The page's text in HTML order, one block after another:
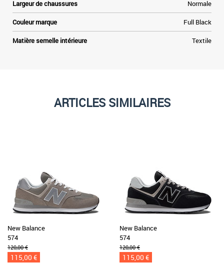
Largeur de chaussures Normale
Couleur marque Full Black
Matière semelle intérieure Textile
ARTICLES SIMILAIRES
New Balance
574
120,00 €
115,00 €
New Balance
574
120,00 €
115,00 €